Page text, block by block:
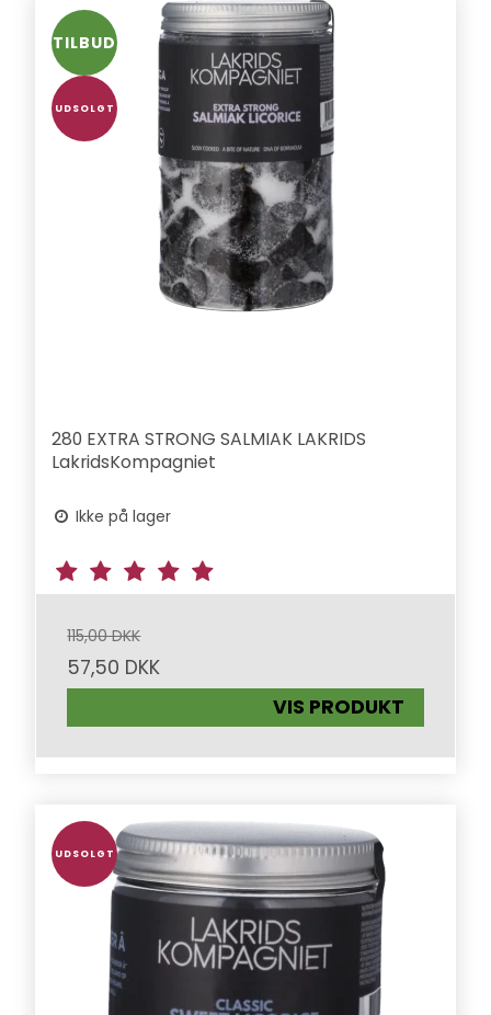
TILBUD
UDSOLGT
280 EXTRA STRONG SALMIAK LAKRIDS
LakridsKompagniet
Ikke på lager
115,00 DKK
57,50 DKK
VIS PRODUKT
UDSOLGT